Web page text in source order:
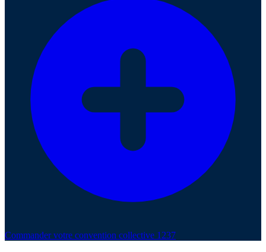
Commander votre convention collective 1237